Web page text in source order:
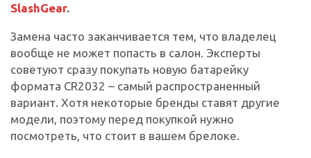
SlashGear.
Замена часто заканчивается тем, что владелец
вообще не может попасть в салон. Эксперты
советуют сразу покупать новую батарейку
формата CR2032 – самый распространенный
вариант. Хотя некоторые бренды ставят другие
модели, поэтому перед покупкой нужно
посмотреть, что стоит в вашем брелоке.